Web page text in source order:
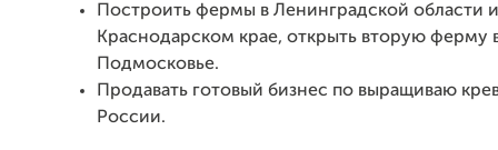
Построить фермы в Ленинградской области
Краснодарском крае, открыть вторую ферму
Подмосковье.
Продавать готовый бизнес по выращиваю
России.